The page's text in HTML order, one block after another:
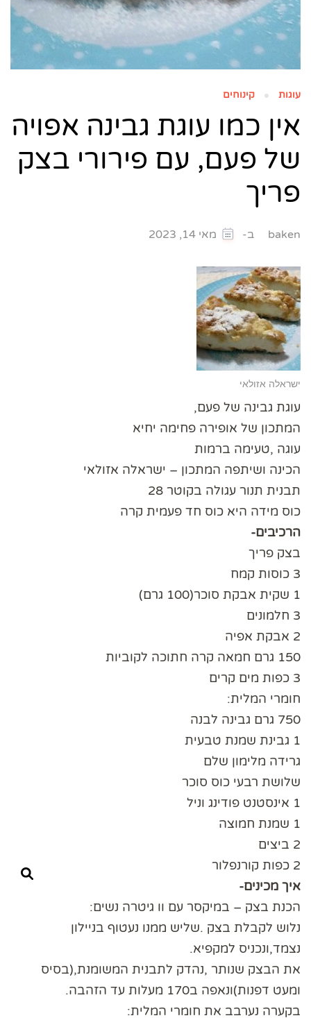
עוגות קינוחים
אין כמו עוגת גבינה אפויה
של פעם, עם פירורי בצק
פריך
baken ב- מאי 14, 2023
ישראלה אזולאי
עוגת גבינה של פעם,
המתכון של אופירה פחימה יחיא
עוגה ,טעימה ברמות
הכינה ושיתפה המתכון – ישראלה אזולאי
תבנית תנור עגולה בקוטר 28
כוס מידה היא כוס חד פעמית קרה
הרכיבים-
בצק פריך
3 כוסות קמח
1 שקית אבקת סוכר(100 גרם)
3 חלמונים
2 אבקת אפיה
150 גרם חמאה קרה חתוכה לקוביות
3 כפות מים קרים
חומרי המלית:
750 גרם גבינה לבנה
1 גבינת שמנת טבעית
גרידה מלימון שלם
שלושת רבעי כוס סוכר
1 אינסטנט פודינג וניל
1 שמנת חמוצה
2 ביצים
2 כפות קורנפלור
איך מכינים-
הכנת בצק – במיקסר עם וו גיטרה נשים:
נלוש לקבלת בצק .שליש ממנו נעטוף בניילון
נצמד,ונכניס למקפיא.
את הבצק שנותר ,נהדק לתבנית המשומנת,(בסיס
ומעט דפנות)ונאפה ב170 מעלות עד הזהבה.
בקערה נערבב את חומרי המלית: